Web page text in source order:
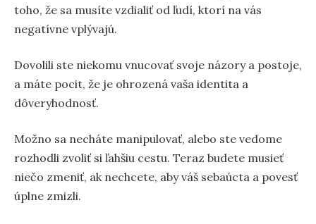
toho, že sa musíte vzdialiť od ľudí, ktorí na vás
negatívne vplývajú.
Dovolili ste niekomu vnucovať svoje názory a postoje,
a máte pocit, že je ohrozená vaša identita a
dôveryhodnosť.
Možno sa necháte manipulovať, alebo ste vedome
rozhodli zvoliť si ľahšiu cestu. Teraz budete musieť
niečo zmeniť, ak nechcete, aby váš sebaúcta a povesť
úplne zmizli.